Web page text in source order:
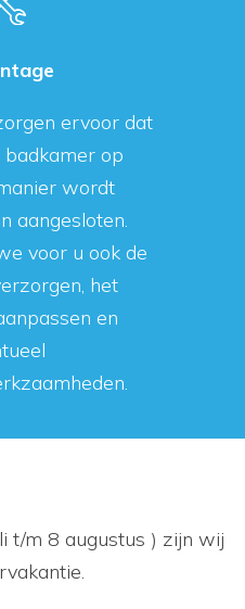
ervoor dat
op
wordt
aangesloten.
voor u ook de
het
en
t/m 8 augustus ) zijn wij